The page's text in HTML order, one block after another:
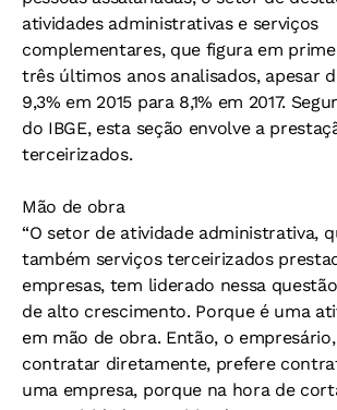
atividades administrativas e serviços
complementares, que figura em
três últimos anos analisados, apesar
9,3% em 2015 para 8,1% em 2017.
do IBGE, esta seção envolve a
terceirizados.
Mão de obra
“O setor de atividade administrativa,
também serviços terceirizados
empresas, tem liderado nessa
de alto crescimento. Porque é uma
em mão de obra. Então, o
contratar diretamente, prefere
uma empresa, porque na hora de